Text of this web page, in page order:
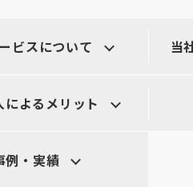
ビスについて 当
によるメリット
例・実績